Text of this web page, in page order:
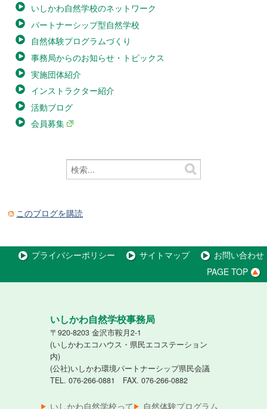
いしかわ自然学校のネットワーク
パートナーシップ型自然学校
自然体験プログラムづくり
事務局からのお知らせ・トピックス
実施団体紹介
インストラクター紹介
活動ブログ
会員募集
このブログを購読
プライバシーポリシー サイトマップ
お問い合わせ
PAGE TOP
いしかわ自然学校事務局
〒920-8203 金沢市鞍月2-1
(いしかわエコハウス・県民エコステーション
内)
(公社)いしかわ環境パートナーシップ県民会議
TEL. 076-266-0881 FAX. 076-266-0882
いしかわ自然学校って 自然体験プログラム